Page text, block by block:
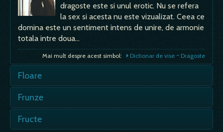
dragoste este si unul erotic. Nu se refera
la sex si acesta nu este vizualizat. Ceea ce
domina este un sentiment intens de unire, de armonie
totala intre doua…
Mai mult despre acest simbol: Dictionar de vise ~ Dragoste
Floare
lauda si inaltare in rang; daca rupi flori, e
flori frumoase, e semn bun, de mare
Frunze
sanatate buna, multumire, încredere în
Fructe